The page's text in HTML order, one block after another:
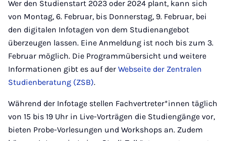
Wer den Studienstart 2023 oder 2024 plant, kann sich
von Montag, 6. Februar, bis Donnerstag, 9. Februar, bei
den digitalen Infotagen von dem Studienangebot
überzeugen lassen. Eine Anmeldung ist noch bis zum 3.
Februar möglich. Die Programmübersicht und weitere
Informationen gibt es auf der Webseite der Zentralen
Studienberatung (ZSB).
Während der Infotage stellen Fachvertreter*innen täglich
von 15 bis 19 Uhr in Live-Vorträgen die Studiengänge vor,
bieten Probe-Vorlesungen und Workshops an. Zudem